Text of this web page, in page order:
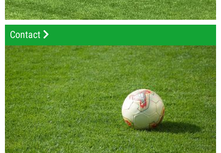
Contact